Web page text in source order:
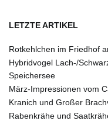
LETZTE ARTIKEL
Rotkehlchen im Friedhof
Hybridvogel Lach-/
Speichersee
März-Impressionen vom
Kranich und Großer
Rabenkrähe und